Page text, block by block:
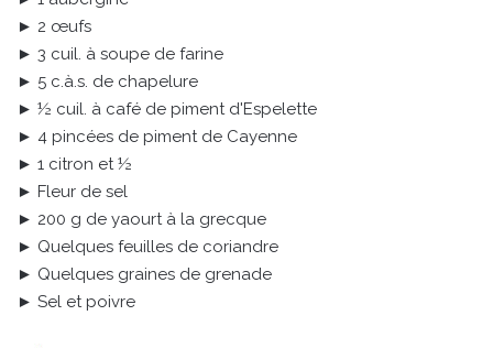
► 2 œufs
► 3 cuil. à soupe de farine
► 5 c.à.s. de chapelure
► ½ cuil. à café de piment d'Espelette
► 4 pincées de piment de Cayenne
► 1 citron et ½
► Fleur de sel
► 200 g de yaourt à la grecque
► Quelques feuilles de coriandre
► Quelques graines de grenade
► Sel et poivre